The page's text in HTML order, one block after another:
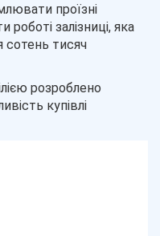
проїзні
залізниці, яка
сотень тисяч
розроблено
купівлі